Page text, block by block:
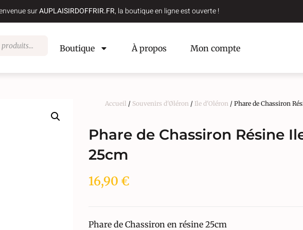
surAUPLAISIRDOFFRIR.FR, la boutique en ligne est ouverte !
Boutique À propos Mon compte
Accueil / Souvenirs d'Øléron / Ile d'Oléron / Phare de Chassiron
Phare de Chassiron Résine
25cm
16,90 €
Phare de Chassiron en résine 25cm